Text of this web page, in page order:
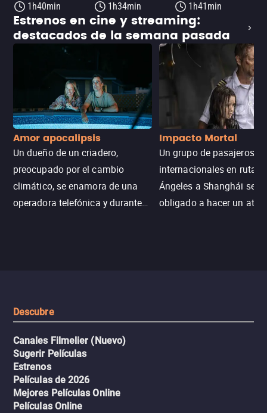
1h40min
1h34min
1h41min
Estrenos en cine y streaming:
destacados de la semana pasada
Amor apocalipsis
Un dueño de un criadero,
preocupado por el cambio
climático, se enamora de una
operadora telefónica y durante
Impacto Mortal
Un grupo de pasajeros
internacionales en ruta
Ángeles a Shanghái se ve
obligado a hacer un
Descubre
Canales Filmelier (Nuevo)
Sugerir Películas
Estrenos
Películas de 2026
Mejores Películas Online
Películas Online